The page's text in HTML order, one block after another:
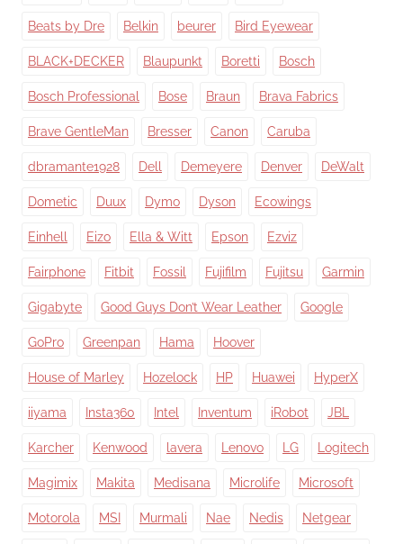
Beats by Dre Belkin beurer Bird Eyewear
BLACK+DECKER Blaupunkt Boretti Bosch
Bosch Professional Bose Braun Brava Fabrics
Brave GentleMan Bresser Canon Caruba
dbramante1928 Dell Demeyere Denver DeWalt
Dometic Duux Dymo Dyson Ecowings
Einhell Eizo Ella & Witt Epson Ezviz
Fairphone Fitbit Fossil Fujifilm Fujitsu Garmin
Gigabyte Good Guys Don’t Wear Leather Google
GoPro Greenpan Hama Hoover
House of Marley Hozelock HP Huawei HyperX
iiyama Insta360 Intel Inventum iRobot JBL
Karcher Kenwood lavera Lenovo LG Logitech
Magimix Makita Medisana Microlife Microsoft
Motorola MSI Murmali Nae Nedis Netgear